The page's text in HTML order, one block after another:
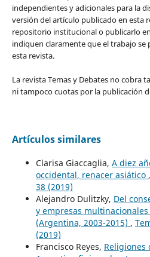
independientes y adicionales para la
versión del artículo publicado en esta
repositorio institucional o publicarlo
indiquen claramente que el trabajo se
esta revista.
La revista Temas y Debates no cobra
ni tampoco cuotas por la publicación
Artículos similares
Clarisa Giaccaglia, A diez
occidental, renacer asiático ,
38 (2019)
Alejandro Dulitzky, Del
y empresas
(Argentina, 2003-2015) ,
(2019)
Francisco Reyes, Religiones